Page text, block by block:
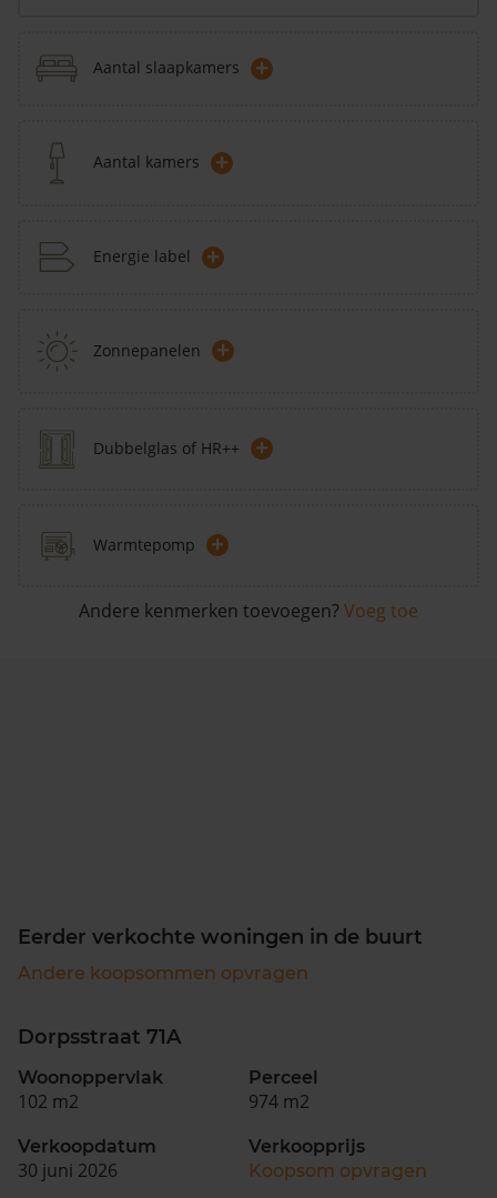
Aantal slaapkamers +
Aantal kamers +
Energie label +
Zonnepanelen +
Dubbelglas of HR++ +
Warmtepomp +
Andere kenmerken toevoegen? Voeg toe
Eerder verkochte woningen in de buurt
Andere koopsommen opvragen
Dorpsstraat 71A
Woonoppervlak
102 m2
Perceel
974 m2
Verkoopdatum
30 juni 2026
Verkoopprijs
Koopsom opvragen